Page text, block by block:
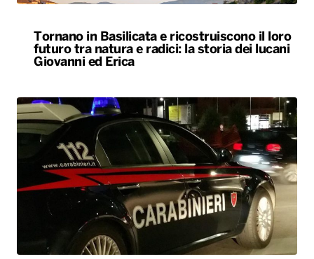
Tornano in Basilicata e ricostruiscono il loro
futuro tra natura e radici: la storia dei lucani
Giovanni ed Erica